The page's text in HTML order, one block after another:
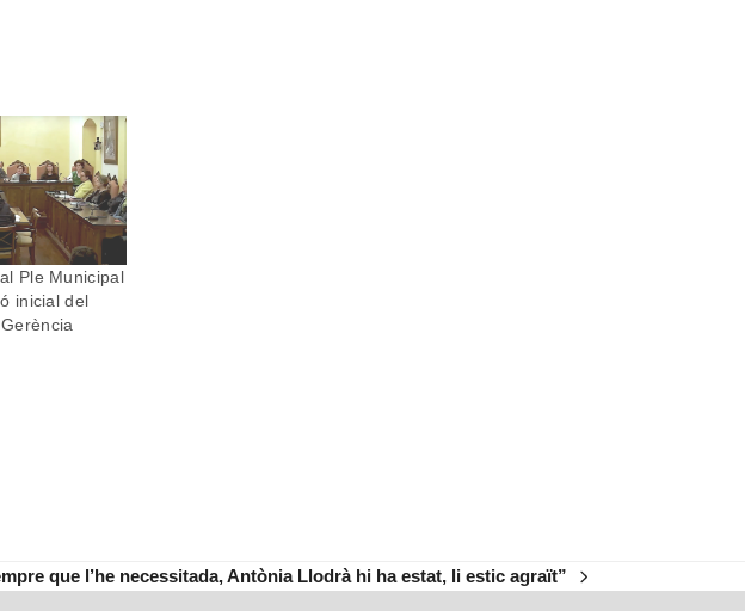
Ple Municipal
inicial del
que l’he necessitada, Antònia Llodrà hi ha estat, li estic agraït”